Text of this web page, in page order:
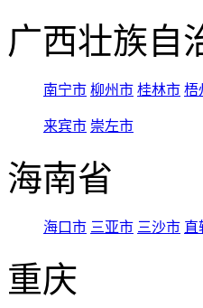
广西壮族自
南宁市 柳州市 桂林市 梧
来宾市 崇左市
海南省
海口市 三亚市 三沙市 直
重庆